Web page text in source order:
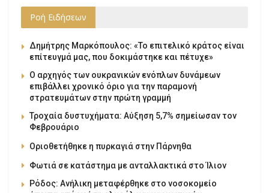
Ροή Ειδήσεων
Δημήτρης Μαρκόπουλος: «Το επιτελικό κράτος είναι
επίτευγμά μας, που δοκιμάστηκε και πέτυχε»
Ο αρχηγός των ουκρανικών ενόπλων δυνάμεων
επιβάλλει χρονικό όριο για την παραμονή
στρατευμάτων στην πρώτη γραμμή
Τροχαία δυστυχήματα: Αύξηση 5,7% σημείωσαν τον
Φεβρουάριο
Οριοθετήθηκε η πυρκαγιά στην Πάρνηθα
Φωτιά σε κατάστημα με ανταλλακτικά στο Ίλιον
Ρόδος: Ανήλικη μεταφέρθηκε στο νοσοκομείο